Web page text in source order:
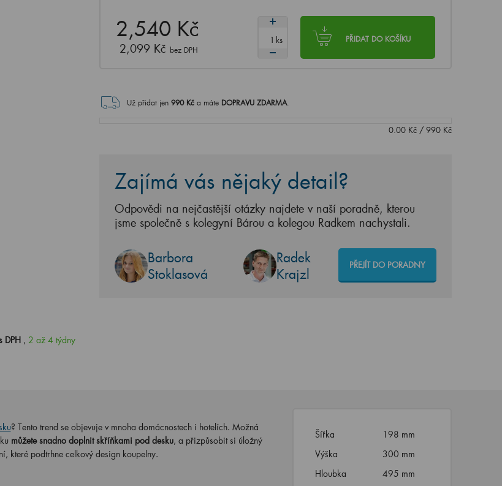
2,540 Kč
2,099 Kč bez DPH
PŘIDAT DO KOŠÍKU
ks
Už přidat jen 990Kč a máte DOPRAVU ZDARMA.
0.00Kč/ 990Kč
Zajímá vás nějaký detail?
Odpovědi na nejčastější otázky najdete v naší poradně, kterou
jsme společně s kolegyní Bárou a kolegou Radkem nachystali.
Barbora
Stoklasová
Radek
Krajzl
PŘEJÍT DO PORADNY
DPH , 2 až 4 týdny
? Tento trend se objevuje v mnoha domácnostech i hotelích. Možná
můžete snadno doplnit skříňkami pod desku, a přizpůsobit si úložný
které podtrhne celkový design koupelny.
Šířka
198 mm
Výška
300 mm
Hloubka
495 mm